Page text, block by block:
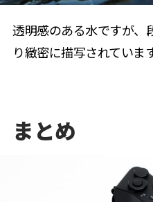
透明感のある水ですが、
り緻密に描写されています
まとめ